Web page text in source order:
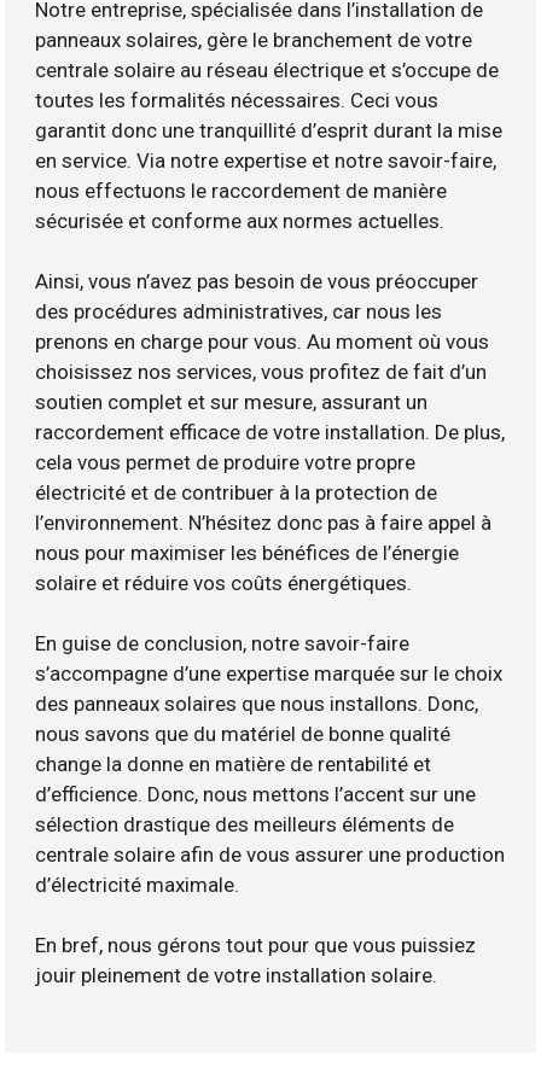
Notre entreprise, spécialisée dans l’installation de
panneaux solaires, gère le branchement de votre
centrale solaire au réseau électrique et s’occupe de
toutes les formalités nécessaires. Ceci vous
garantit donc une tranquillité d’esprit durant la mise
en service. Via notre expertise et notre savoir-faire,
nous effectuons le raccordement de manière
sécurisée et conforme aux normes actuelles.
Ainsi, vous n’avez pas besoin de vous préoccuper
des procédures administratives, car nous les
prenons en charge pour vous. Au moment où vous
choisissez nos services, vous profitez de fait d’un
soutien complet et sur mesure, assurant un
raccordement efficace de votre installation. De plus,
cela vous permet de produire votre propre
électricité et de contribuer à la protection de
l’environnement. N’hésitez donc pas à faire appel à
nous pour maximiser les bénéfices de l’énergie
solaire et réduire vos coûts énergétiques.
En guise de conclusion, notre savoir-faire
s’accompagne d’une expertise marquée sur le choix
des panneaux solaires que nous installons. Donc,
nous savons que du matériel de bonne qualité
change la donne en matière de rentabilité et
d’efficience. Donc, nous mettons l’accent sur une
sélection drastique des meilleurs éléments de
centrale solaire afin de vous assurer une production
d’électricité maximale.
En bref, nous gérons tout pour que vous puissiez
jouir pleinement de votre installation solaire.